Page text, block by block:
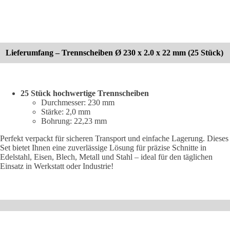
Lieferumfang – Trennscheiben Ø 230 x 2.0 x 22 mm (25 Stück)
25 Stück hochwertige Trennscheiben
Durchmesser: 230 mm
Stärke: 2,0 mm
Bohrung: 22,23 mm
Perfekt verpackt für sicheren Transport und einfache Lagerung. Dieses
Set bietet Ihnen eine zuverlässige Lösung für präzise Schnitte in
Edelstahl, Eisen, Blech, Metall und Stahl – ideal für den täglichen
Einsatz in Werkstatt oder Industrie!